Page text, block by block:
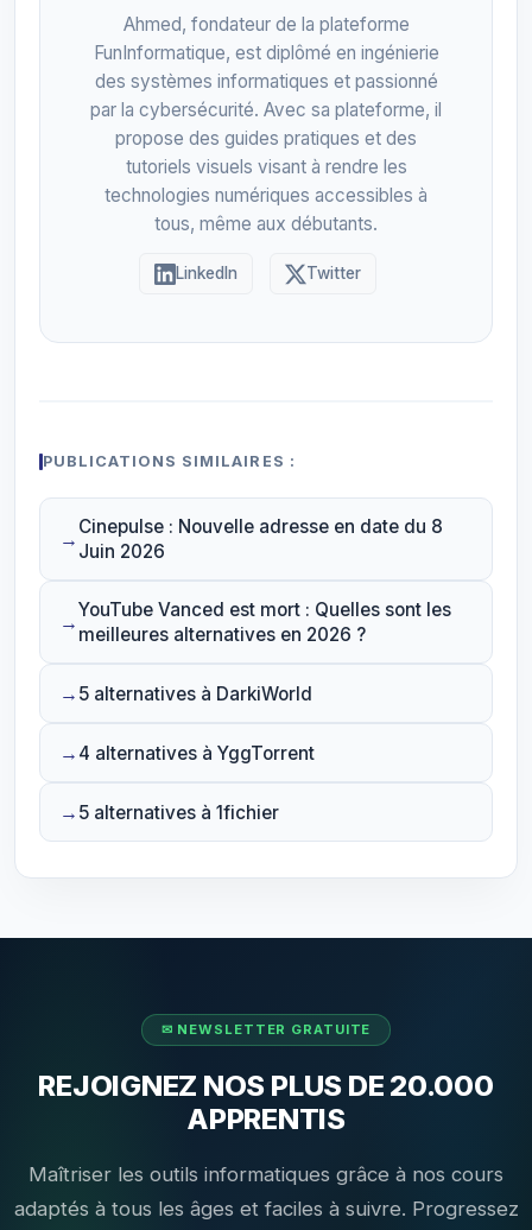
Ahmed, fondateur de la plateforme
FunInformatique, est diplômé en ingénierie
des systèmes informatiques et passionné
par la cybersécurité. Avec sa plateforme, il
propose des guides pratiques et des
tutoriels visuels visant à rendre les
technologies numériques accessibles à
tous, même aux débutants.
LinkedIn Twitter
PUBLICATIONS SIMILAIRES :
Cinepulse : Nouvelle adresse en date du 8
Juin 2026
YouTube Vanced est mort : Quelles sont les
meilleures alternatives en 2026 ?
5 alternatives à DarkiWorld
4 alternatives à YggTorrent
5 alternatives à 1fichier
REJOIGNEZ NOS PLUS DE 20.000
APPRENTIS
Maîtriser les outils informatiques grâce à nos cours
adaptés à tous les âges et faciles à suivre. Progressez